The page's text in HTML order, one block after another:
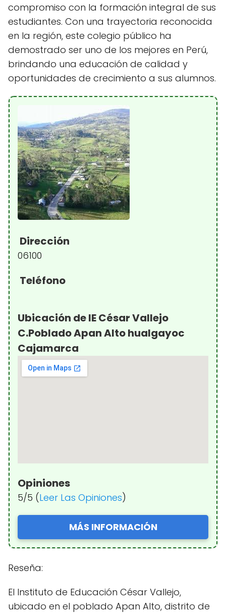
compromiso con la formación integral de sus
estudiantes. Con una trayectoria reconocida
en la región, este colegio público ha
demostrado ser uno de los mejores en Perú,
brindando una educación de calidad y
oportunidades de crecimiento a sus alumnos.
Dirección
06100
Teléfono
Ubicación de IE César Vallejo
C.Poblado Apan Alto hualgayoc
Cajamarca
Opiniones
5/5 (Leer Las Opiniones)
MÁS INFORMACIÓN
Reseña:
El Instituto de Educación César Vallejo,
ubicado en el poblado Apan Alto, distrito de